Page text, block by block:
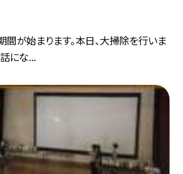
が始まります。本日、大掃除を行いま
にな...